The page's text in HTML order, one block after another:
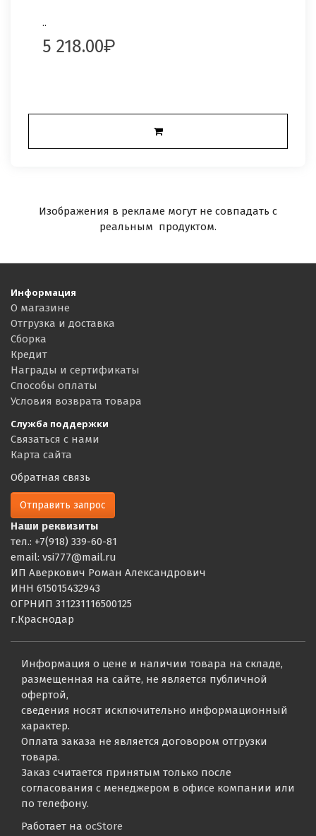
..
5 218.00
Изображения в рекламе могут не совпадать с
реальным продуктом.
Информация
О магазине
Отгрузка и доставка
Сборка
Кредит
Награды и сертификаты
Способы оплаты
Условия возврата товара
Служба поддержки
Связаться с нами
Карта сайта
Обратная связь
Отправить запрос
Наши реквизиты
тел.: +7(918) 339-60-81
email: vsi777@mail.ru
ИП Аверкович Роман Александрович
ИНН 615015432943
ОГРНИП 311231116500125
г.Краснодар
Информация о цене и наличии товара на складе,
размещенная на сайте, не является публичной
офертой,
сведения носят исключительно информационный
характер.
Оплата заказа не является договором отгрузки
товара.
Заказ считается принятым только после
согласования с менеджером в офисе компании или
по телефону.
Работает на ocStore